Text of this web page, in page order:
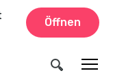
Öffnen